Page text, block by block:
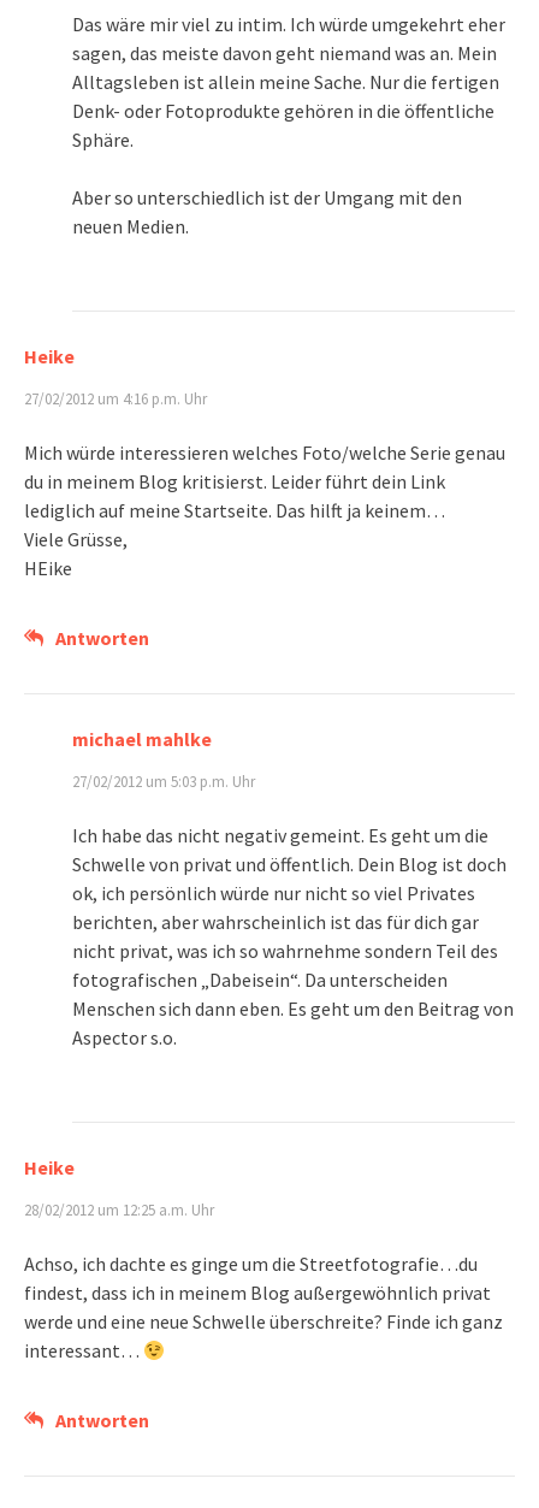
Das wäre mir viel zu intim. Ich würde umgekehrt eher
sagen, das meiste davon geht niemand was an. Mein
Alltagsleben ist allein meine Sache. Nur die fertigen
Denk- oder Fotoprodukte gehören in die öffentliche
Sphäre.
Aber so unterschiedlich ist der Umgang mit den
neuen Medien.
Heike
27/02/2012 um 4:16 p.m. Uhr
Mich würde interessieren welches Foto/welche Serie genau
du in meinem Blog kritisierst. Leider führt dein Link
lediglich auf meine Startseite. Das hilft ja keinem…
Viele Grüsse,
HEike
Antworten
michael mahlke
27/02/2012 um 5:03 p.m. Uhr
Ich habe das nicht negativ gemeint. Es geht um die
Schwelle von privat und öffentlich. Dein Blog ist doch
ok, ich persönlich würde nur nicht so viel Privates
berichten, aber wahrscheinlich ist das für dich gar
nicht privat, was ich so wahrnehme sondern Teil des
fotografischen „Dabeisein“. Da unterscheiden
Menschen sich dann eben. Es geht um den Beitrag von
Aspector s.o.
Heike
28/02/2012 um 12:25 a.m. Uhr
Achso, ich dachte es ginge um die Streetfotografie…du
findest, dass ich in meinem Blog außergewöhnlich privat
werde und eine neue Schwelle überschreite? Finde ich ganz
interessant…
Antworten